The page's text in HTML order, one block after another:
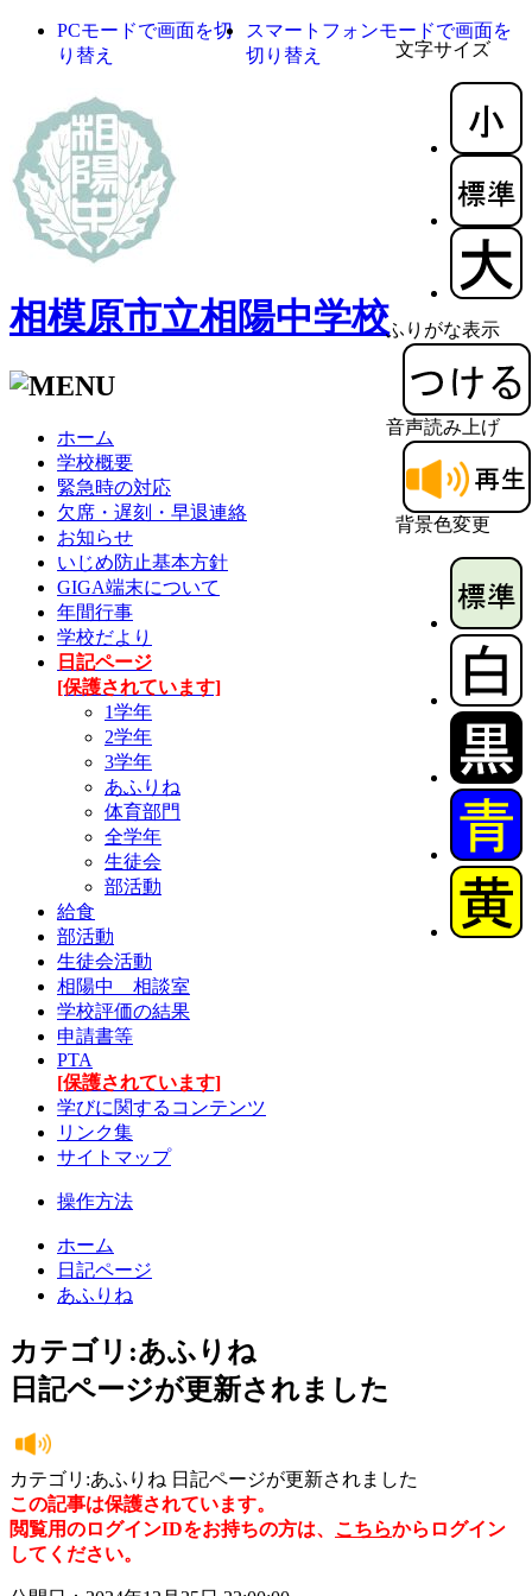
文字サイズ
ふりがな表示
音声読み上げ
背景色変更
PCモードで画面を切
り替え
スマートフォンモードで画面を
切り替え
相模原市立相陽中学校
ホーム
学校概要
緊急時の対応
欠席・遅刻・早退連絡
お知らせ
いじめ防止基本方針
GIGA端末について
年間行事
学校だより
日記ページ
[保護されています]
1学年
2学年
3学年
あふりね
体育部門
全学年
生徒会
部活動
給食
部活動
生徒会活動
相陽中 相談室
学校評価の結果
申請書等
PTA
[保護されています]
学びに関するコンテンツ
リンク集
サイトマップ
操作方法
ホーム
日記ページ
あふりね
カテゴリ:あふりね
日記ページが更新されました
カテゴリ:あふりね 日記ページが更新されました
この記事は保護されています。
閲覧用のログインIDをお持ちの方は、 こちらからログイン
してください。